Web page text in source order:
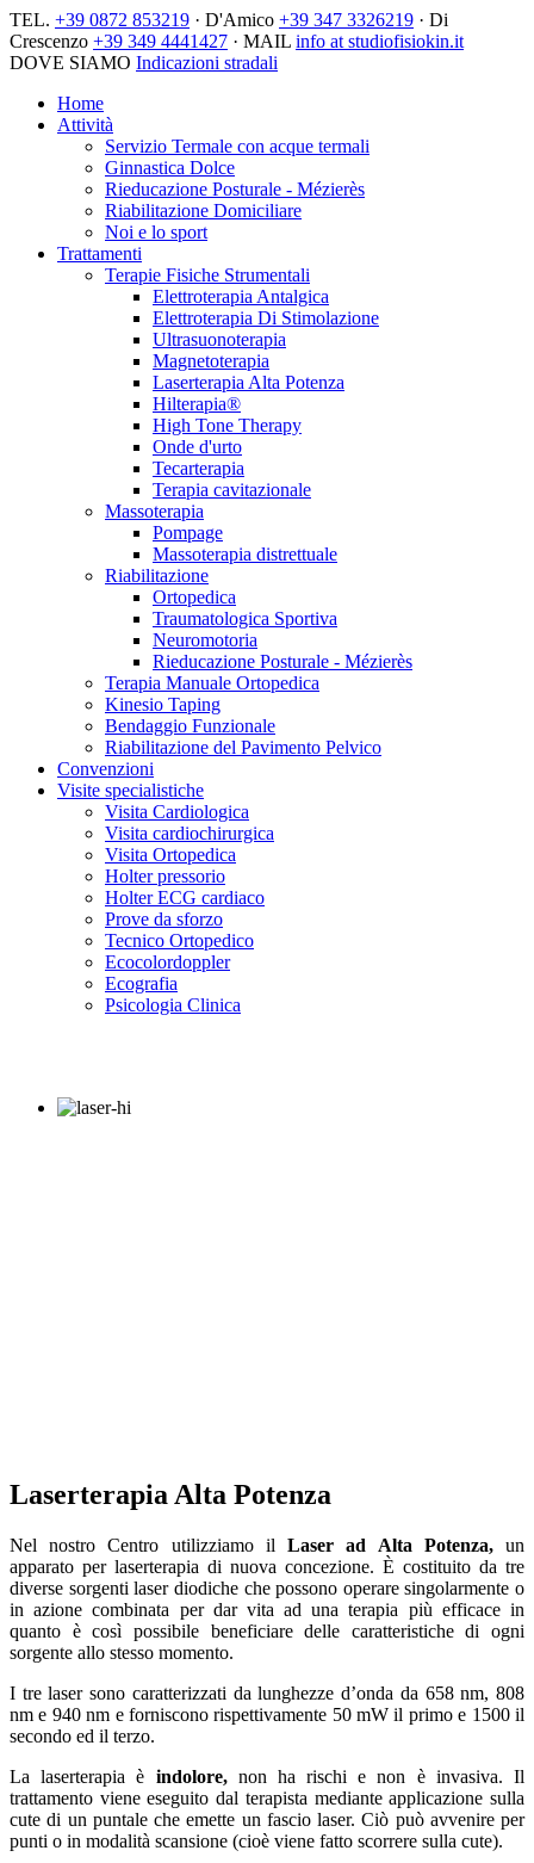
TEL. +39 0872 853219 · D'Amico +39 347 3326219 · Di
Crescenzo +39 349 4441427 · MAIL info at studiofisiokin.it
DOVE SIAMO Indicazioni stradali
Home
Attività
Servizio Termale con acque termali
Ginnastica Dolce
Rieducazione Posturale - Mézierès
Riabilitazione Domiciliare
Noi e lo sport
Trattamenti
Terapie Fisiche Strumentali
Elettroterapia Antalgica
Elettroterapia Di Stimolazione
Ultrasuonoterapia
Magnetoterapia
Laserterapia Alta Potenza
Hilterapia®
High Tone Therapy
Onde d'urto
Tecarterapia
Terapia cavitazionale
Massoterapia
Pompage
Massoterapia distrettuale
Riabilitazione
Ortopedica
Traumatologica Sportiva
Neuromotoria
Rieducazione Posturale - Mézierès
Terapia Manuale Ortopedica
Kinesio Taping
Bendaggio Funzionale
Riabilitazione del Pavimento Pelvico
Convenzioni
Visite specialistiche
Visita Cardiologica
Visita cardiochirurgica
Visita Ortopedica
Holter pressorio
Holter ECG cardiaco
Prove da sforzo
Tecnico Ortopedico
Ecocolordoppler
Ecografia
Psicologia Clinica
Laserterapia Alta Potenza
Nel nostro Centro utilizziamo ilLaser ad Alta Potenza,un
apparato per laserterapia di nuova concezione. È costituito da tre
diverse sorgenti laser diodiche che possono operare singolarmente o
in azione combinata per dar vita ad una terapia più efficace in
quanto è così possibile beneficiare delle caratteristiche di ogni
sorgente allo stesso momento.
I tre laser sono caratterizzati da lunghezze d’onda da 658 nm, 808
nm e 940 nm e forniscono rispettivamente 50 mW il primo e 1500 il
secondo ed il terzo.
La laserterapia è indolore,non ha rischi e non è invasiva. Il
trattamento viene eseguito dal terapista mediante applicazione sulla
cute di un puntale che emette un fascio laser. Ciò può avvenire per
punti o in modalità scansione (cioè viene fatto scorrere sulla cute).